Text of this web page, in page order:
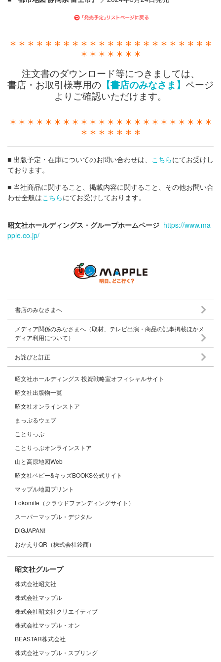
＊＊＊＊＊＊＊＊＊＊＊＊＊＊＊＊＊＊＊＊＊＊＊
＊＊＊＊＊＊＊
注文書のダウンロード等につきましては、
書店・お取引様専用の 【書店のみなさま】 ページ
よりご確認いただけます。
＊＊＊＊＊＊＊＊＊＊＊＊＊＊＊＊＊＊＊＊＊＊＊
＊＊＊＊＊＊＊
■ 出版予定・在庫についてのお問い合わせは、 こちらにてお受けし
ております。
■ 当社商品に関すること、掲載内容に関すること、その他お問い合
わせ全般はこちらにてお受けしております。
昭文社ホールディングス・グループホームページ https://www.ma
pple.co.jp/
書店のみなさまへ
メディア関係のみなさまへ（取材、テレビ出演・商品の記事掲載ほかメ
ディア利用について）
お詫びと訂正
昭文社ホールディングス 投資戦略室オフィシャルサイト
昭文社出版物一覧
昭文社オンラインストア
まっぷるウェブ
ことりっぷ
ことりっぷオンラインストア
山と高原地図Web
昭文社ベビー&キッズBOOKS公式サイト
マップル地図プリント
Lokomite（クラウドファンディングサイト）
スーパーマップル・デジタル
DiGJAPAN!
おかえりQR（株式会社鈴商）
昭文社グループ
株式会社昭文社
株式会社マップル
株式会社昭文社クリエイティブ
株式会社マップル・オン
BEASTAR株式会社
株式会社マップル・スプリング